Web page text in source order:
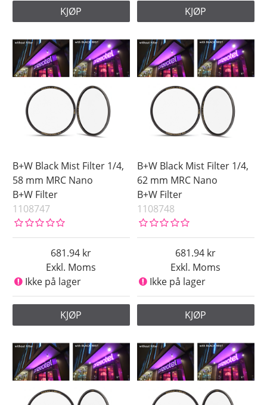
KJØP KJØP
B+W Black Mist Filter 1/4,
58 mm MRC Nano
B+W Filter
1108747
Exkl. Moms
681.94
Ikke på lager
KJØP
B+W Black Mist Filter 1/4,
62 mm MRC Nano
B+W Filter
1108748
Exkl. Moms
681.94
Ikke på lager
KJØP